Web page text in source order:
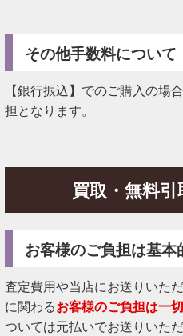
その他手数料について
【銀行振込】でのご購入の場
担となります。
買取・無料
お客様のご負担は基本
査定費用や当店にお送りいた
に関わるお客様のご負担は一
ついては元払いでお送りいた